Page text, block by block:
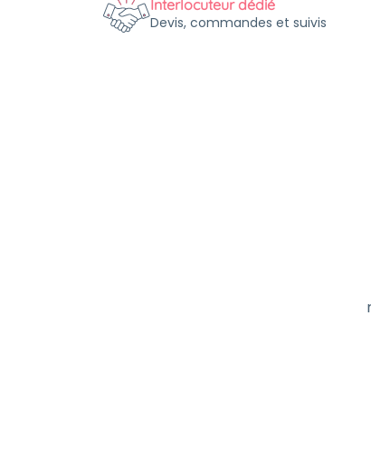
Interlocuteur dédié
Devis, commandes et suivis